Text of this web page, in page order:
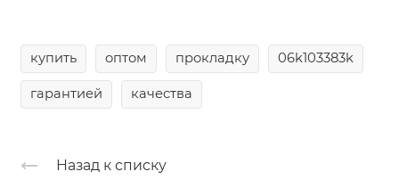
купить оптом прокладку 06k103383k
гарантией качества
Назад к списку